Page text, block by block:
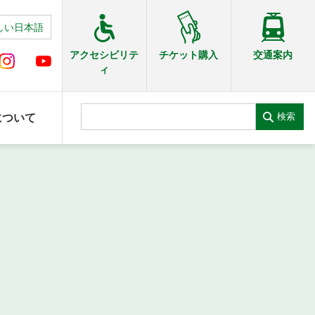
い日本語
アクセシビリテ
ィ
チケット購入 交通案内
いて 検索